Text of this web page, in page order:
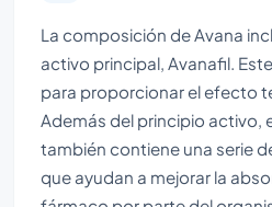
La composición de Avana
activo principal, Avanafil.
para proporcionar el efecto
Además del principio activo,
también contiene una serie
que ayudan a mejorar la